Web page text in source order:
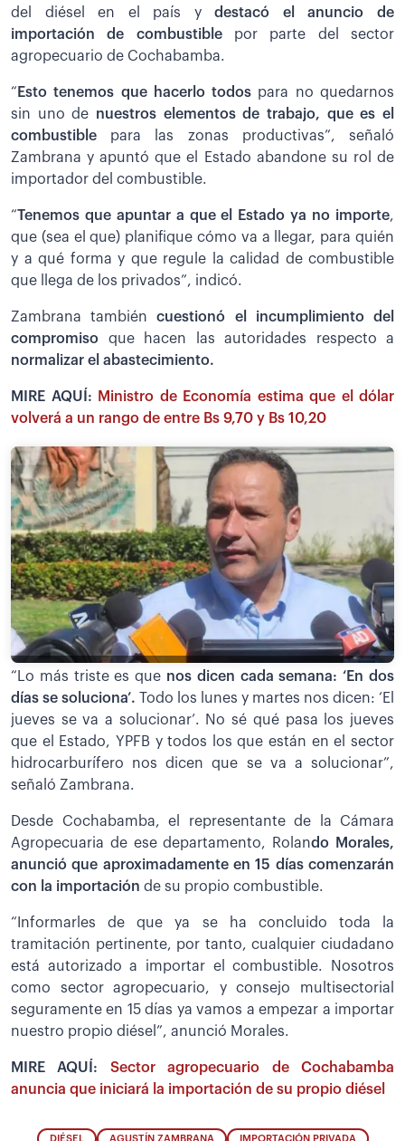
del diésel en el país ydestacó el anuncio de
importación de combustible por parte del sector
agropecuario de Cochabamba.
“ Esto tenemos que hacerlo todos para no quedarnos
sin uno de nuestros elementos de trabajo, que es el
combustible para las zonas productivas”, señaló
Zambrana y apuntó que el Estado abandone su rol de
importador del combustible.
“Tenemos que apuntar a que el Estado ya no importe,
que (sea el que) planifique cómo va a llegar, para quién
y a qué forma y que regule la calidad de combustible
que llega de los privados”, indicó.
Zambrana tambiéncuestionó el incumplimiento del
compromiso que hacen las autoridades respecto a
normalizar el abastecimiento.
MIRE AQUÍ:
Ministro de Economía estima que el dólar
volverá a un rango de entre Bs 9,70 y Bs 10,20
“Lo más triste es que nos dicen cada semana: ‘En dos
días se soluciona’. Todo los lunes y martes nos dicen: ‘El
jueves se va a solucionar’. No sé qué pasa los jueves
que el Estado, YPFB y todos los que están en el sector
hidrocarburífero nos dicen que se va a solucionar”,
señaló Zambrana.
Desde Cochabamba, el representante de la Cámara
Agropecuaria de ese departamento, Rolando Morales,
anunció que aproximadamente en 15 días comenzarán
con la importación de su propio combustible.
“Informarles de que ya se ha concluido toda la
tramitación pertinente, por tanto, cualquier ciudadano
está autorizado a importar el combustible. Nosotros
como sector agropecuario, y consejo multisectorial
seguramente en 15 días ya vamos a empezar a importar
nuestro propio diésel”, anunció Morales.
MIRE AQUÍ: Sector agropecuario de Cochabamba
anuncia que iniciará la importación de su propio diésel